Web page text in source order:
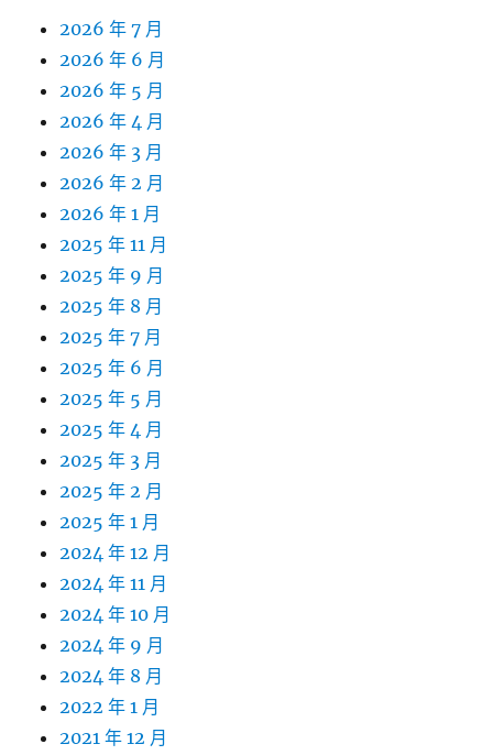
2026 年 7 月
2026 年 6 月
2026 年 5 月
2026 年 4 月
2026 年 3 月
2026 年 2 月
2026 年 1 月
2025 年 11 月
2025 年 9 月
2025 年 8 月
2025 年 7 月
2025 年 6 月
2025 年 5 月
2025 年 4 月
2025 年 3 月
2025 年 2 月
2025 年 1 月
2024 年 12 月
2024 年 11 月
2024 年 10 月
2024 年 9 月
2024 年 8 月
2022 年 1 月
2021 年 12 月